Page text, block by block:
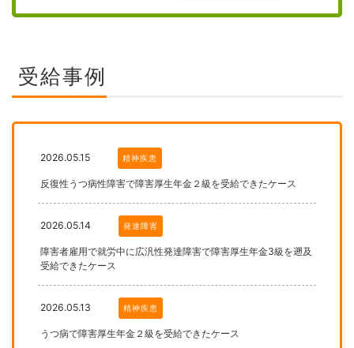
受給事例
2026.05.15 精神疾患
反復性うつ病性障害で障害厚生年金２級を受給できたケース
2026.05.14 発達障害
障害者雇用で就労中に広汎性発達障害で障害厚生年金3級を遡及
受給できたケース
2026.05.13 精神疾患
うつ病で障害厚生年金２級を受給できたケース